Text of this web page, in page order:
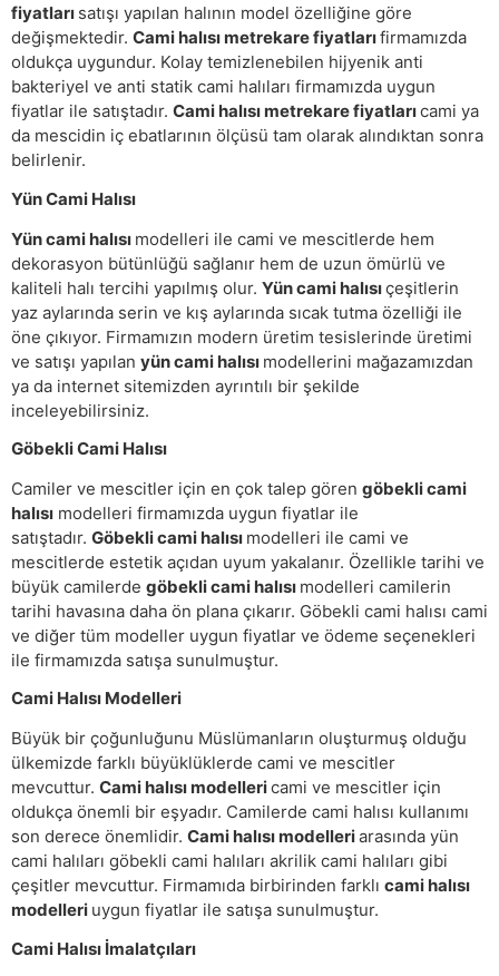
fiyatları satışı yapılan halının model özelliğine göre
değişmektedir. Cami halısı metrekare fiyatlarıfirmamızda
oldukça uygundur. Kolay temizlenebilen hijyenik anti
bakteriyel ve anti statik cami halıları firmamızda uygun
fiyatlar ile satıştadır. Cami halısı metrekare fiyatlarıcami ya
da mescidin iç ebatlarının ölçüsü tam olarak alındıktan sonra
belirlenir.
Yün Cami Halısı
Yün cami halısı modelleri ile cami ve mescitlerde hem
dekorasyon bütünlüğü sağlanır hem de uzun ömürlü ve
kaliteli halı tercihi yapılmış olur. Yün cami halısıçeşitlerin
yaz aylarında serin ve kış aylarında sıcak tutma özelliği ile
öne çıkıyor. Firmamızın modern üretim tesislerinde üretimi
ve satışı yapılan yün cami halısı modellerini mağazamızdan
ya da internet sitemizden ayrıntılı bir şekilde
inceleyebilirsiniz.
Göbekli Cami Halısı
Camiler ve mescitler için en çok talep gören göbekli cami
halısı modelleri firmamızda uygun fiyatlar ile
satıştadır. Göbekli cami halısı modelleri ile cami ve
mescitlerde estetik açıdan uyum yakalanır. Özellikle tarihi ve
büyük camilerde göbekli cami halısı modelleri camilerin
tarihi havasına daha ön plana çıkarır. Göbekli cami halısı cami
ve diğer tüm modeller uygun fiyatlar ve ödeme seçenekleri
ile firmamızda satışa sunulmuştur.
Cami Halısı Modelleri
Büyük bir çoğunluğunu Müslümanların oluşturmuş olduğu
ülkemizde farklı büyüklüklerde cami ve mescitler
mevcuttur. Cami halısı modellericami ve mescitler için
oldukça önemli bir eşyadır. Camilerde cami halısı kullanımı
son derece önemlidir. Cami halısı modelleriarasında yün
cami halıları göbekli cami halıları akrilik cami halıları gibi
çeşitler mevcuttur. Firmamıda birbirinden farklı cami halısı
modelleri uygun fiyatlar ile satışa sunulmuştur.
Cami Halısı İmalatçıları